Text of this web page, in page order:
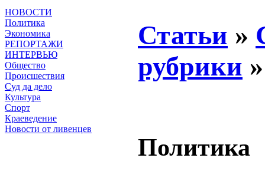
НОВОСТИ
Политика
Экономика
РЕПОРТАЖИ
ИНТЕРВЬЮ
Общество
Происшествия
Суд да дело
Культура
Спорт
Краеведение
Новости от ливенцев
Статьи »
рубрики
Политика